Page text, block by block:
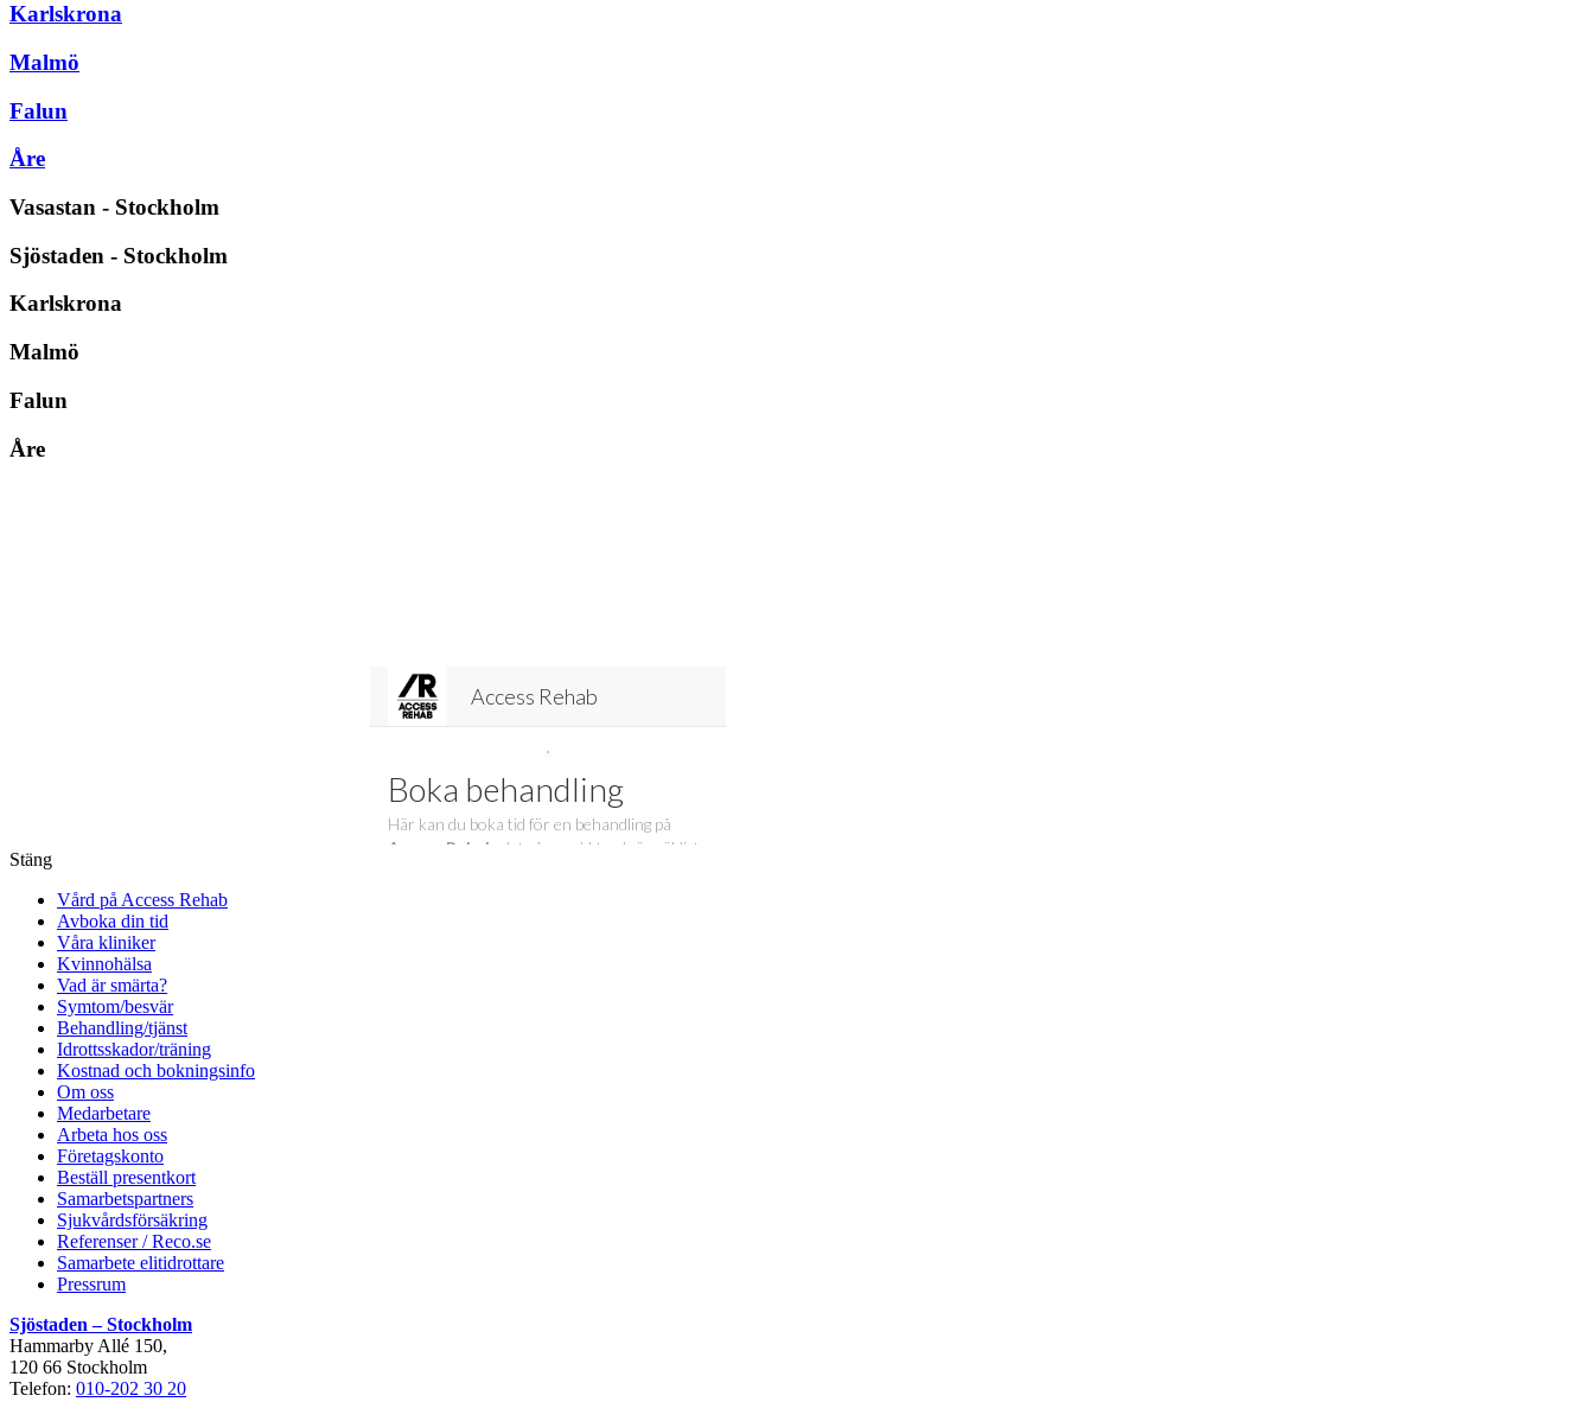
Karlskrona
Malmö
Falun
Åre
Vasastan - Stockholm
Sjöstaden - Stockholm
Karlskrona
Malmö
Falun
Åre
Stäng
Vård på Access Rehab
Avboka din tid
Våra kliniker
Kvinnohälsa
Vad är smärta?
Symtom/besvär
Behandling/tjänst
Idrottsskador/träning
Kostnad och bokningsinfo
Om oss
Medarbetare
Arbeta hos oss
Företagskonto
Beställ presentkort
Samarbetspartners
Sjukvårdsförsäkring
Referenser / Reco.se
Samarbete elitidrottare
Pressrum
Sjöstaden – Stockholm
Hammarby Allé 150,
120 66 Stockholm
Telefon: 010-202 30 20